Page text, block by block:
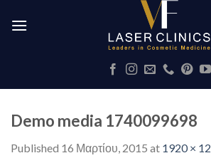
Demo media 1740099698
Published 16 Μαρτίου, 2015 at 1920 ×